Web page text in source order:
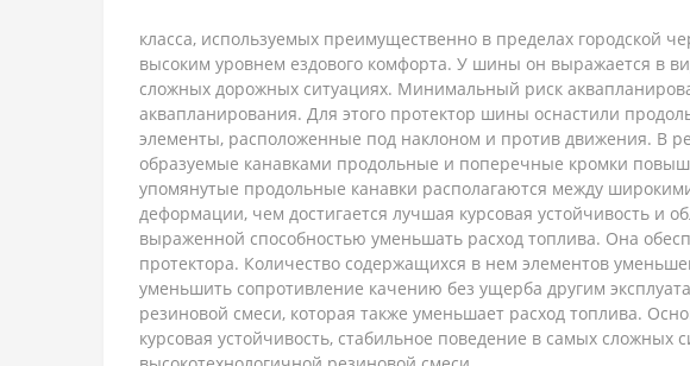
класса, используемых преимущественно в пределах городской
высоким уровнем ездового комфорта. У шины он выражается в
сложных дорожных ситуациях. Минимальный риск
аквапланирования. Для этого протектор шины оснастили
элементы, расположенные под наклоном и против движения. В
образуемые канавками продольные и поперечные кромки
упомянутые продольные канавки располагаются между
деформации, чем достигается лучшая курсовая устойчивость и
выраженной способностью уменьшать расход топлива. Она
протектора. Количество содержащихся в нем элементов
уменьшить сопротивление качению без ущерба другим
резиновой смеси, которая также уменьшает расход топлива.
курсовая устойчивость, стабильное поведение в самых